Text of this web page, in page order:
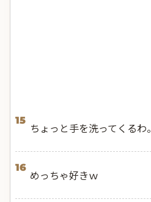
15
ちょっと手を洗ってくるわ。
16
めっちゃ好きｗ